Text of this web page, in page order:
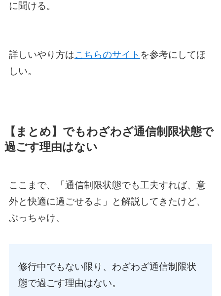
に聞ける。
詳しいやり方はこちらのサイト を参考にしてほ
しい。
【まとめ】でもわざわざ通信制限状態で
過ごす理由はない
ここまで、「通信制限状態でも工夫すれば、意
外と快適に過ごせるよ」と解説してきたけど、
ぶっちゃけ、
修行中でもない限り、わざわざ通信制限状
態で過ごす理由はない。